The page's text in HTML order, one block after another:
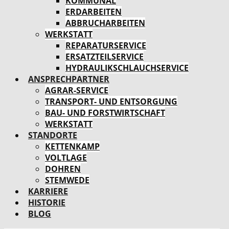
ERDARBEITEN
ABBRUCHARBEITEN
WERKSTATT
REPARATURSERVICE
ERSATZTEILSERVICE
HYDRAULIKSCHLAUCHSERVICE
ANSPRECHPARTNER
AGRAR-SERVICE
TRANSPORT- UND ENTSORGUNG
BAU- UND FORSTWIRTSCHAFT
WERKSTATT
STANDORTE
KETTENKAMP
VOLTLAGE
DOHREN
STEMWEDE
KARRIERE
HISTORIE
BLOG